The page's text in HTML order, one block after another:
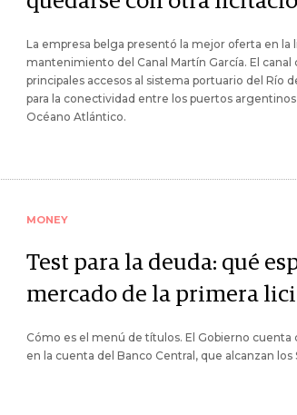
La empresa belga presentó la mejor oferta en la
mantenimiento del Canal Martín García. El
principales accesos al sistema portuario del Río
para la conectividad entre los puertos
Océano Atlántico.
MONEY
Test para la deuda: qué
mercado de la primera
Cómo es el menú de títulos. El Gobierno
en la cuenta del Banco Central, que alcanzan los